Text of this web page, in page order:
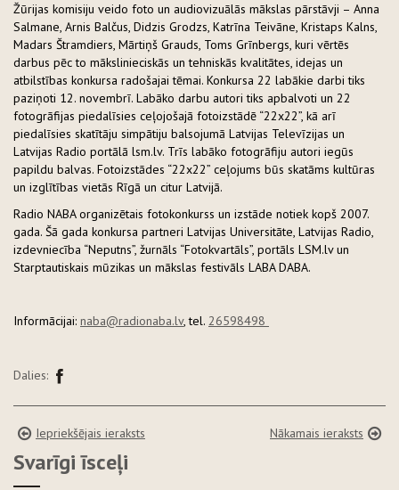
Žūrijas komisiju veido foto un audiovizuālās mākslas pārstāvji – Anna
Salmane, Arnis Balčus, Didzis Grodzs, Katrīna Teivāne, Kristaps Kalns,
Madars Štramdiers, Mārtiņš Grauds, Toms Grīnbergs, kuri vērtēs
darbus pēc to mākslinieciskās un tehniskās kvalitātes, idejas un
atbilstības konkursa radošajai tēmai. Konkursa 22 labākie darbi tiks
paziņoti 12. novembrī. Labāko darbu autori tiks apbalvoti un 22
fotogrāfijas piedalīsies ceļojošajā fotoizstādē “22x22”, kā arī
piedalīsies skatītāju simpātiju balsojumā Latvijas Televīzijas un
Latvijas Radio portālā lsm.lv. Trīs labāko fotogrāfiju autori iegūs
papildu balvas. Fotoizstādes “22x22” ceļojums būs skatāms kultūras
un izglītības vietās Rīgā un citur Latvijā.
Radio NABA organizētais fotokonkurss un izstāde notiek kopš 2007.
gada. Šā gada konkursa partneri Latvijas Universitāte, Latvijas Radio,
izdevniecība “Neputns”, žurnāls “Fotokvartāls”, portāls LSM.lv un
Starptautiskais mūzikas un mākslas festivāls LABA DABA.
Informācijai: naba@radionaba.lv, tel. 26598498
Dalies:
Iepriekšējais ieraksts Nākamais ieraksts
Svarīgi īsceļi